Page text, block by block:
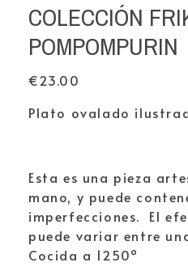
COLECCIÓN
POMPOMPURIN
€23.00
Plato ovalado
Esta es una pieza
mano, y puede
imperfecciones. El
puede variar entre
Cocida a 1250º